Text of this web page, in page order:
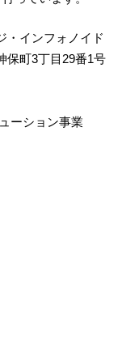
ンフォノイド
3丁目29番1号
ション事業